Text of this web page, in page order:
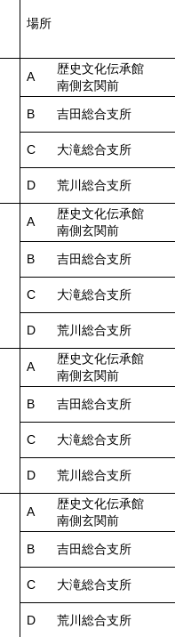
場所
A
歴史文化伝承館
南側玄関前
B 吉田総合支所
C 大滝総合支所
D 荒川総合支所
A
歴史文化伝承館
南側玄関前
B 吉田総合支所
C 大滝総合支所
D 荒川総合支所
A
歴史文化伝承館
南側玄関前
B 吉田総合支所
C 大滝総合支所
D 荒川総合支所
A
歴史文化伝承館
南側玄関前
B 吉田総合支所
C 大滝総合支所
D 荒川総合支所